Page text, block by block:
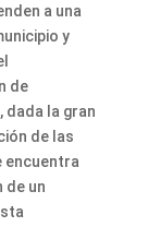
a una
y
de
dada la gran
de las
encuentra
de un